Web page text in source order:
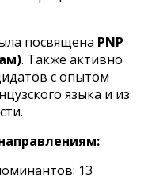
посвящена PNP
. Также активно
с опытом
языка и из
13